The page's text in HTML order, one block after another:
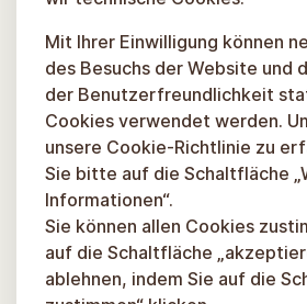
Mit Ihrer Einwilligung können
des Besuchs der Website und
der Benutzerfreundlichkeit
Cookies verwendet werden.
unsere Cookie-Richtlinie zu
Sie bitte auf die Schaltfläche
Informationen“.
Sie können allen Cookies
auf die Schaltfläche
ablehnen, indem Sie auf die